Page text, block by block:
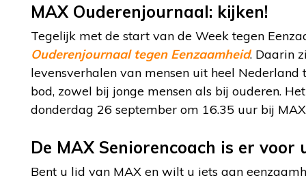
MAX Ouderenjournaal: kijken!
Tegelijk met de start van de Week tegen
Ouderenjournaal tegen Eenzaamheid. Daarin
levensverhalen van mensen uit heel
bod, zowel bij jonge mensen als bij ouderen.
donderdag 26 september om 16.35 uur bij
De MAX Seniorencoach is er voor
Bent u lid van MAX en wilt u iets aan